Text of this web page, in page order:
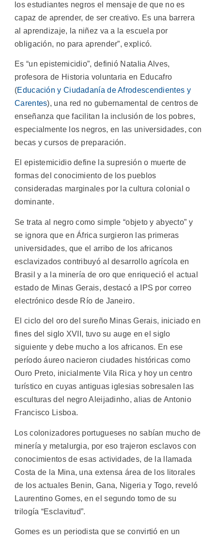
los estudiantes negros el mensaje de que no es
capaz de aprender, de ser creativo. Es una barrera
al aprendizaje, la niñez va a la escuela por
obligación, no para aprender”, explicó.
Es “un epistemicidio”, definió Natalia Alves,
profesora de Historia voluntaria en Educafro
(Educación y Ciudadanía de Afrodescendientes y
Carentes), una red no gubernamental de centros de
enseñanza que facilitan la inclusión de los pobres,
especialmente los negros, en las universidades, con
becas y cursos de preparación.
El epistemicidio define la supresión o muerte de
formas del conocimiento de los pueblos
consideradas marginales por la cultura colonial o
dominante.
Se trata al negro como simple “objeto y abyecto” y
se ignora que en África surgieron las primeras
universidades, que el arribo de los africanos
esclavizados contribuyó al desarrollo agrícola en
Brasil y a la minería de oro que enriqueció el actual
estado de Minas Gerais, destacó a IPS por correo
electrónico desde Río de Janeiro.
El ciclo del oro del sureño Minas Gerais, iniciado en
fines del siglo XVII, tuvo su auge en el siglo
siguiente y debe mucho a los africanos. En ese
período áureo nacieron ciudades históricas como
Ouro Preto, inicialmente Vila Rica y hoy un centro
turístico en cuyas antiguas iglesias sobresalen las
esculturas del negro Aleijadinho, alias de Antonio
Francisco Lisboa.
Los colonizadores portugueses no sabían mucho de
minería y metalurgia, por eso trajeron esclavos con
conocimientos de esas actividades, de la llamada
Costa de la Mina, una extensa área de los litorales
de los actuales Benin, Gana, Nigeria y Togo, reveló
Laurentino Gomes, en el segundo tomo de su
trilogía “Esclavitud”.
Gomes es un periodista que se convirtió en un